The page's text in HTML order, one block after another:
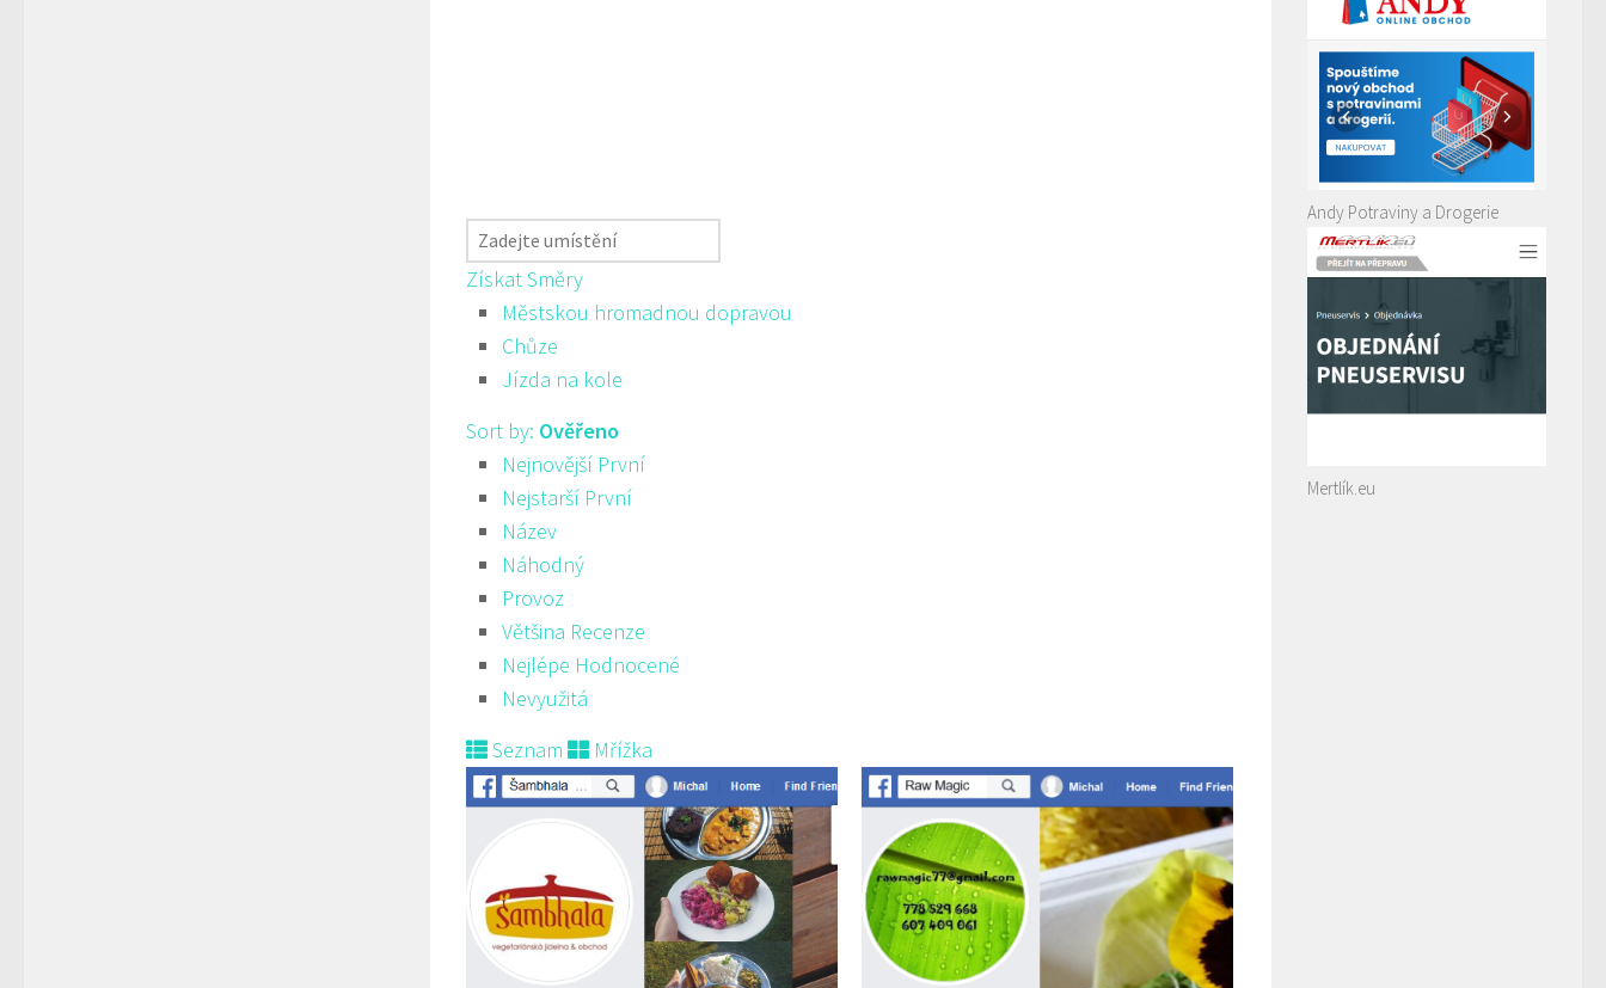
Získat Směry
Městskou hromadnou dopravou
Chůze
Jízda na kole
Sort by: Ověřeno
Nejnovější První
Nejstarší První
Název
Náhodný
Provoz
Většina Recenze
Nejlépe Hodnocené
Nevyužitá
Seznam
Mřížka
Andy Potraviny a Drogerie
Mertlík.eu